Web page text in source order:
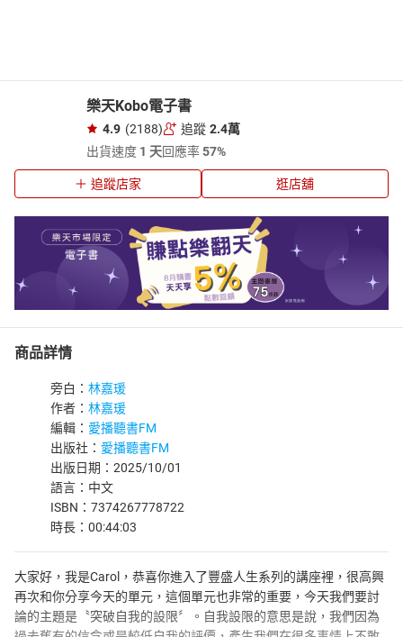
樂天Kobo電子書
4.9 (2188) 追蹤 2.4萬
出貨速度 1 天回應率57%
追蹤店家 逛店舖
商品詳情
旁白： 林嘉瑗
作者： 林嘉瑗
編輯： 愛播聽書FM
出版社： 愛播聽書FM
出版日期：2025/10/01
語言：中文
ISBN：7374267778722
時長：00:44:03
大家好，我是Carol，恭喜你進入了豐盛人生系列的講座裡，很高興
再次和你分享今天的單元，這個單元也非常的重要，今天我們要討
論的主題是〝突破自我的設限〞。自我設限的意思是說，我們因為